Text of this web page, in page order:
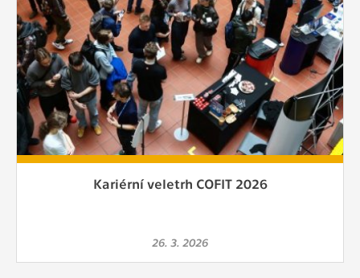
Kariérní veletrh COFIT 2026
26. 3. 2026